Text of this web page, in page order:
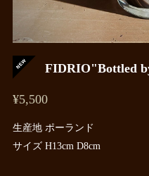
FIDRIO"Bottled
¥5,500
生産地 ポーランド
サイズ H13cm D8cm